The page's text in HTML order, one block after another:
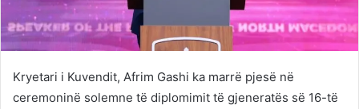
Kryetari i Kuvendit, Afrim Gashi ka marrë pjesë në
ceremoninë solemne të diplomimit të gjeneratës së 16-të